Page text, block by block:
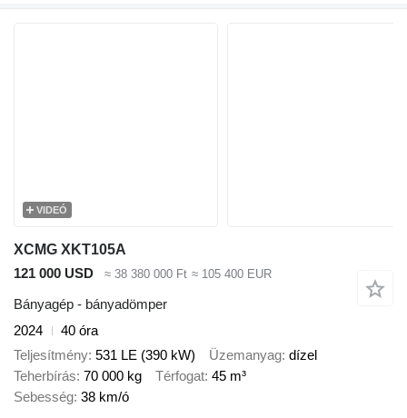
VIDEÓ
XCMG XKT105A
121 000 USD
≈ 38 380 000 Ft ≈ 105 400 EUR
Bányagép - bányadömper
2024
40 óra
Teljesítmény 531 LE (390 kW) Üzemanyag dízel
Teherbírás 70 000 kg Térfogat 45 m³
Sebesség 38 km/ó